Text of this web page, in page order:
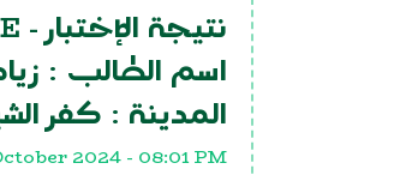
نتيجة الإختبار -
اسم الطالب :
المدينة : كفر
2024 - 08:01 PM